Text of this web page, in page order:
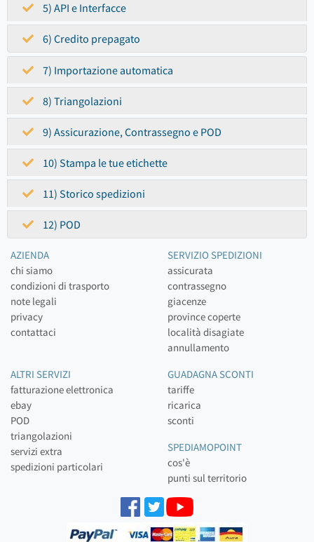
5) API e Interfacce
6) Credito prepagato
7) Importazione automatica
8) Triangolazioni
9) Assicurazione, Contrassegno e POD
10) Stampa le tue etichette
11) Storico spedizioni
12) POD
AZIENDA
chi siamo
condizioni di trasporto
note legali
privacy
contattaci
SERVIZIO SPEDIZIONI
assicurata
contrassegno
giacenze
province coperte
località disagiate
annullamento
ALTRI SERVIZI
fatturazione elettronica
ebay
POD
triangolazioni
servizi extra
spedizioni particolari
GUADAGNA SCONTI
tariffe
ricarica
sconti
SPEDIAMOPOINT
cos'è
punti sul territorio